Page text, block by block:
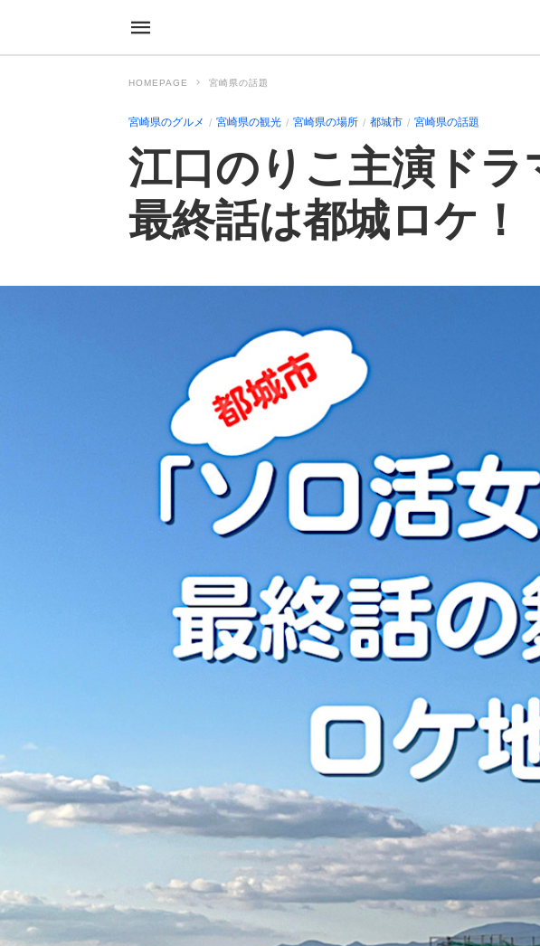
HOMEPAGE 宮崎県の話題
宮崎県のグルメ 宮崎県の観光 宮崎県の場所 都城市 宮崎県の話題
江口のりこ主演ドラ
最終話は都城ロケ！